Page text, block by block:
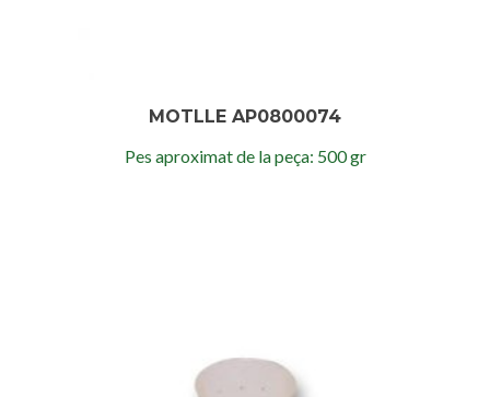
MOTLLE AP0800074
Pes aproximat de la peça: 500 gr